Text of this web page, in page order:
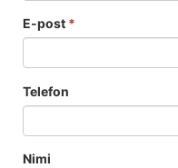
E-post *
Telefon
Nimi